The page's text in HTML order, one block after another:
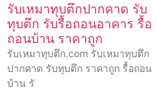
รับเหมาทุบตึกปากคาด รับ
ทุบตึก รับรื้อถอนอาคาร รื้อ
ถอนบ้าน ราคาถูก
รับเหมาทุบตึก.com รับเหมาทุบตึก
ปากคาด รับทุบตึก ราคาถูก รื้อถอน
บ้าน รั